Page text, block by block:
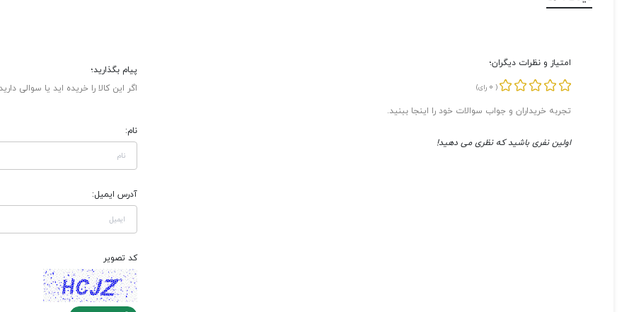
امتیاز و نظرات دیگران؛
(
0 رای)
تجربه خریداران و جواب سوالات خود را اینجا ببنید.
اولین نفری باشید که نظری می دهید!
پیام بگذارید؛
اگر این کالا را خریده اید یا سوالی
نام:
آدرس ایمیل:
کد تصویر